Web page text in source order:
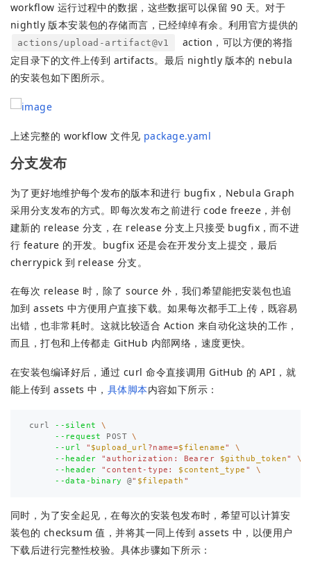
workflow 运行过程中的数据，这些数据可以保留 90 天。对于
nightly 版本安装包的存储而言，已经绰绰有余。利用官方提供的
actions/upload-artifact@v1
action，可以方便的将指
定目录下的文件上传到 artifacts。最后 nightly 版本的 nebula
的安装包如下图所示。
上述完整的 workflow 文件见 package.yaml
分支发布
为了更好地维护每个发布的版本和进行 bugfix，Nebula Graph
采用分支发布的方式。即每次发布之前进行 code freeze，并创
建新的 release 分支，在 release 分支上只接受 bugfix，而不进
行 feature 的开发。bugfix 还是会在开发分支上提交，最后
cherrypick 到 release 分支。
在每次 release 时，除了 source 外，我们希望能把安装包也追
加到 assets 中方便用户直接下载。如果每次都手工上传，既容易
出错，也非常耗时。这就比较适合 Action 来自动化这块的工作，
而且，打包和上传都走 GitHub 内部网络，速度更快。
在安装包编译好后，通过 curl 命令直接调用 GitHub 的 API，就
能上传到 assets 中， 具体脚本内容如下所示：
curl --silent
\
--request
POST \
--url
" $upload_url ?name=$filename"
\
--header
"authorization: Bearer $github_token"
\
--header
"content-type: $content_type "
\
--data-binary
@" $filepath "
同时，为了安全起见，在每次的安装包发布时，希望可以计算安
装包的 checksum 值，并将其一同上传到 assets 中，以便用户
下载后进行完整性校验。具体步骤如下所示：